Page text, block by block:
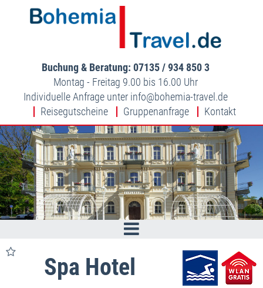
Buchung & Beratung: 07135 / 934 850 3
Montag - Freitag 9.00 bis 16.00 Uhr
Individuelle Anfrage unter info
bohemia-travel.de
Reisegutscheine
Gruppenanfrage Kontakt
Spa Hotel